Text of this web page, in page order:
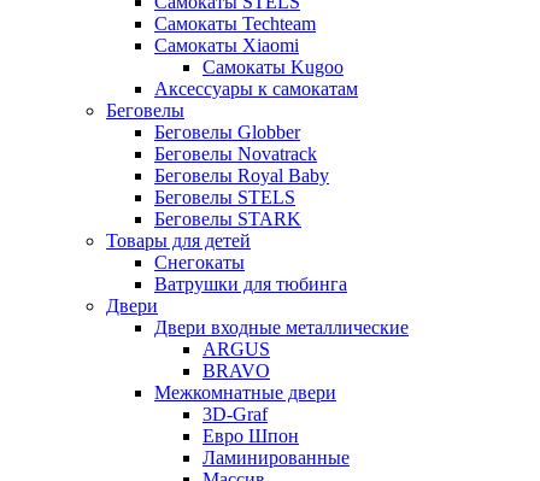
Самокаты Techteam
Самокаты Xiaomi
Самокаты Kugoo
Аксессуары к самокатам
Беговелы
Беговелы Globber
Беговелы Novatrack
Беговелы Royal Baby
Беговелы STELS
Беговелы STARK
Товары для детей
Снегокаты
Ватрушки для тюбинга
Двери
Двери входные металлические
ARGUS
BRAVO
Межкомнатные двери
3D-Graf
Евро Шпон
Ламинированные